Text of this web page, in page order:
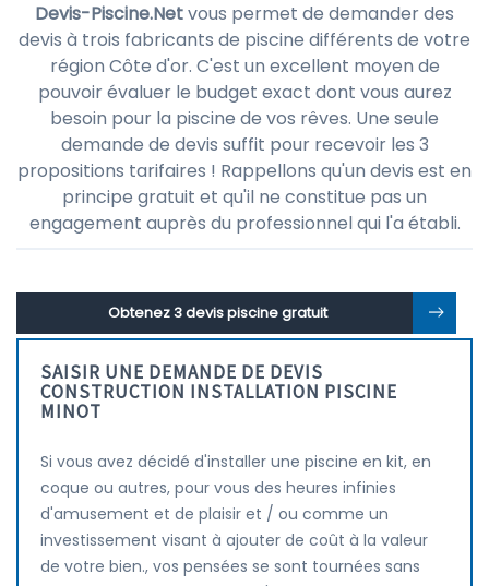
Devis-Piscine.Netvous permet de demander des
devis à trois fabricants de piscine différents de votre
région Côte d'or. C'est un excellent moyen de
pouvoir évaluer le budget exact dont vous aurez
besoin pour la piscine de vos rêves. Une seule
demande de devis suffit pour recevoir les 3
propositions tarifaires ! Rappellons qu'un devis est en
principe gratuit et qu'il ne constitue pas un
engagement auprès du professionnel qui l'a établi.
Obtenez 3 devis piscine gratuit
SAISIR UNE DEMANDE DE DEVIS
CONSTRUCTION INSTALLATION PISCINE
MINOT
Si vous avez décidé d'installer une piscine en kit, en
coque ou autres, pour vous des heures infinies
d'amusement et de plaisir et / ou comme un
investissement visant à ajouter de coût à la valeur
de votre bien., vos pensées se sont tournées sans